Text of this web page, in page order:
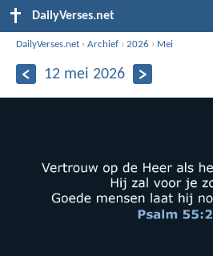
DailyVerses.net
DailyVerses.net ›Archief ›2026 › Mei
12 mei 2026